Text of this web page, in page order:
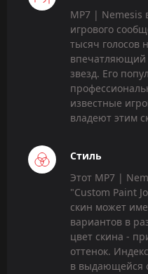
MP7 | Nemesis
игрового
тысяч голосов
впечатляющий
звезд. Его
известные
владеют этим
Стиль
Этот MP7 |
"Custom Paint
скин может
вариантов в
цвет скина -
оттенок.
в выдающейся